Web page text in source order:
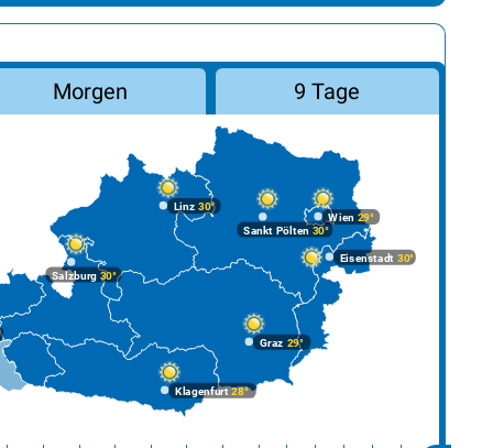
Morgen 9 Tage
Graz 29°
Klagenfurt28°
Linz 30°
Salzburg30°
Wien 29°
Eisenstadt 30°
Sankt Pölten 30°